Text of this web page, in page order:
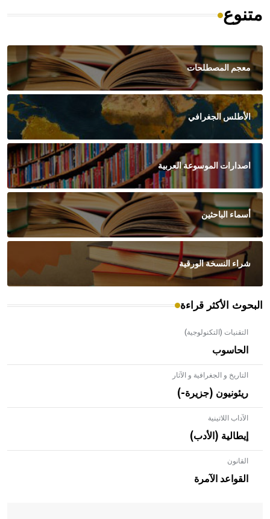
متنوع
معجم المصطلحات
الأطلس الجغرافي
اصدارات الموسوعة العربية
أسماء الباحثين
شراء النسخة الورقية
البحوث الأكثر قراءة
التقنيات (التكنولوجية)
الحاسوب
التاريخ و الجغرافية و الآثار
ريئونيون (جزيرة-)
الآداب اللاتينية
إيطالية (الأدب)
القانون
القواعد الآمرة
- هل تعلم أن الأبلق نوع من الفنون الهندسية التي ارتبطت
بالعمارة الإسلامية في بلاد الشام ومصر خاصة، حيث يحرص
المعمار على بناء مداميكه وخاصة في الواجهات